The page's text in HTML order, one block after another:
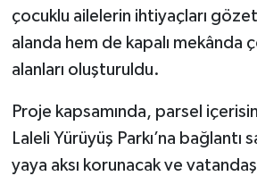
çocuklu ailelerin ihtiyaçları
alanda hem de kapalı mekânda
alanları oluşturuldu.
Proje kapsamında, parsel
Laleli Yürüyüş Parkı’na bağlantı
yaya aksı korunacak ve